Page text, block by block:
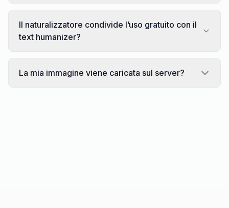
Il naturalizzatore condivide l’uso gratuito con il
text humanizer?
La mia immagine viene caricata sul server?